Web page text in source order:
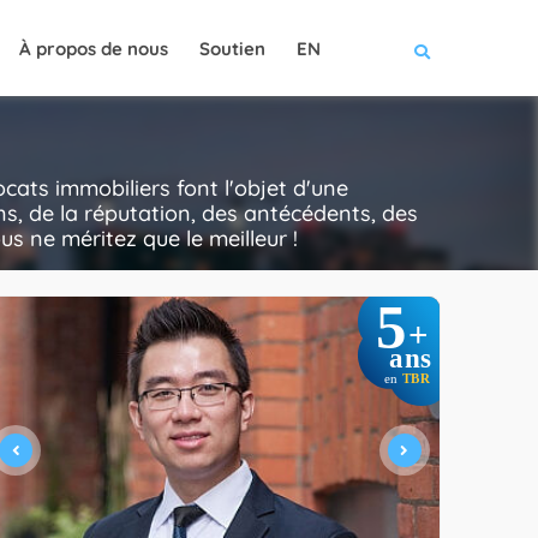
À propos de nous Soutien EN
immobiliers font l'objet d'une
de la réputation, des antécédents, des
ne méritez que le meilleur !
5+
ans
en TBR